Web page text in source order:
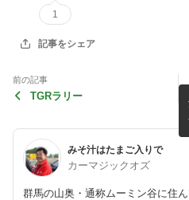
1
記事をシェア
前の記事
TGRラリー
みそ汁はたまご入りで
カーマジックオズ
群馬の山奥・通称ムーミン谷に住